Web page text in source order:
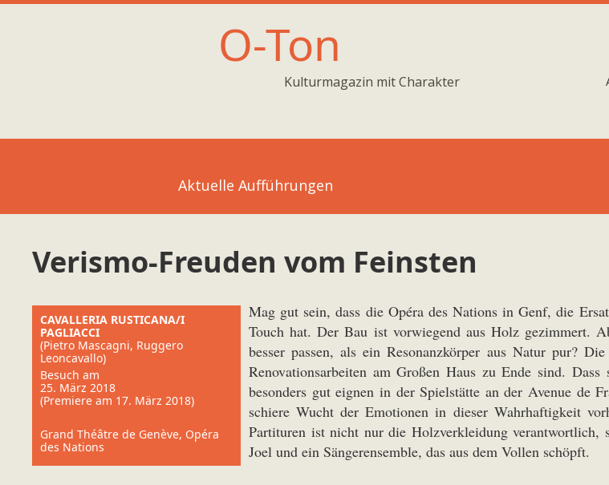
O-Ton
Kulturmagazin mit Charakter
Aktuelle Aufführungen
Verismo-Freuden vom Feinsten
CAVALLERIA RUSTICANA/I
PAGLIACCI
(Pietro Mascagni, Ruggero
Leoncavallo)
Besuch am
25. März 2018
(Premiere am 17. März 2018)
Grand Théâtre de Genève, Opéra
des Nations
Mag gut sein, dass die Opéra des Nations in Genf, die
Touch hat. Der Bau ist vorwiegend aus Holz gezimmert.
besser passen, als ein Resonanzkörper aus Natur pur?
Renovationsarbeiten am Großen Haus zu Ende sind.
besonders gut eignen in der Spielstätte an der Avenue de
schiere Wucht der Emotionen in dieser Wahrhaftigkeit
Partituren ist nicht nur die Holzverkleidung verantwortlich,
Joel und ein Sängerensemble, das aus dem Vollen schöpft.